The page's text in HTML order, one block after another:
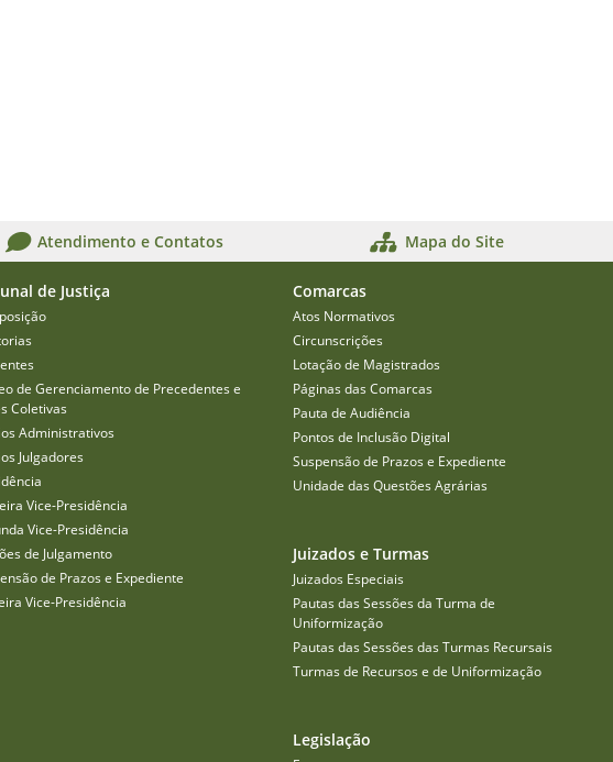
Atendimento e Contatos Mapa do Site
de Justiça
de Gerenciamento de Precedentes e
Coletivas
Administrativos
Julgadores
Vice-Presidência
Vice-Presidência
de Julgamento
de Prazos e Expediente
Vice-Presidência
Comarcas
Atos Normativos
Circunscrições
Lotação de Magistrados
Páginas das Comarcas
Pauta de Audiência
Pontos de Inclusão Digital
Suspensão de Prazos e Expediente
Unidade das Questões Agrárias
Juizados e Turmas
Juizados Especiais
Pautas das Sessões da Turma de
Uniformização
Pautas das Sessões das Turmas Recursais
Turmas de Recursos e de Uniformização
Legislação